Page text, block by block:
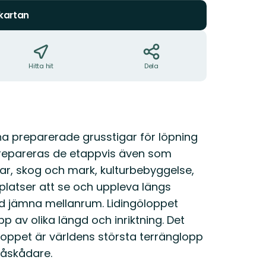
Hitta hit Dela
preparerade grusstigar för löpning
de etappvis även som
skog och mark, kulturbebyggelse,
att se och uppleva längs
jämna mellanrum. Lidingöloppet
av olika längd och inriktning. Det
är världens största terränglopp